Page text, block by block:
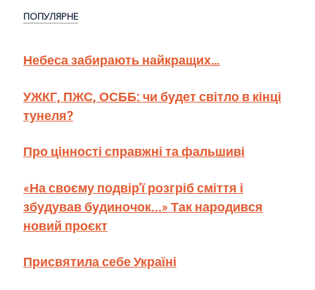
ПОПУЛЯРНЕ
Небеса забирають найкращих…
УЖКГ, ПЖС, ОСББ: чи будет світло в кінці
тунеля?
Про цінності справжні та фальшиві
«На своєму подвір'ї розгріб сміття і
збудував будиночок...» Так народився
новий проєкт
Присвятила себе Україні